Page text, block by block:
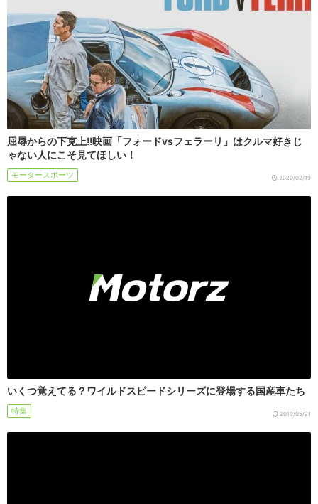
屈辱からの下克上!!映画「フォードvsフェラーリ」はクルマ好きじ
ゃない人にこそ見てほしい！
モータースポーツ 2020/02/19
いくつ覚えてる？ワイルドスピードシリーズに登場する国産車たち
特集 2019/05/21